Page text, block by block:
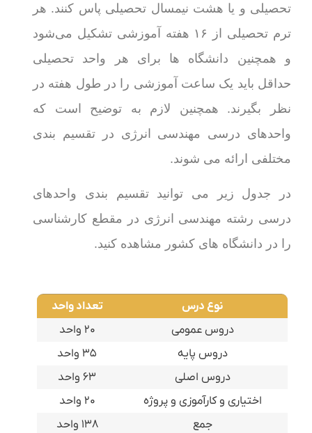
تحصیلی و یا هشت نیمسال تحصیلی پاس کنند. هر
ترم تحصیلی از ۱۶ هفته آموزشی تشکیل می‌شود
و همچنین دانشگاه ها برای هر واحد تحصیلی
حداقل باید یک ساعت آموزشی را در طول هفته در
نظر بگیرند. همچنین لازم به توضیح است که
واحدهای درسی مهندسی انرژی در تقسیم بندی
مختلفی ارائه می شوند.
در جدول زیر می توانید تقسیم بندی واحدهای
درسی رشته مهندسی انرژی در مقطع کارشناسی
را در دانشگاه های کشور مشاهده کنید.
نوع درس تعداد واحد
دروس عمومی
۲۰ واحد
دروس پایه
۳۵ واحد
دروس اصلی
۶۳ واحد
اختیاری و کارآموزی و پروژه
۲۰ واحد
جمع
۱۳۸ واحد